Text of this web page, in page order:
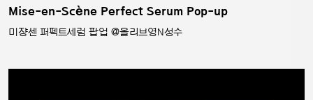
Mise-en-Scène Perfect Serum Pop-up
미쟝센 퍼펙트세럼 팝업 @올리브영N성수